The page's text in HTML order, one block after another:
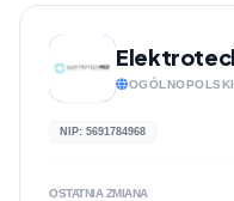
NIP: 5691784968
OSTATNIA ZMIANA